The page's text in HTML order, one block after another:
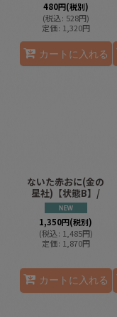
480円(税別)
(税込: 528円)
定価: 1,320円
カートに入れる
ないた赤おに(金の
星社)【状態B】/
1,350円(税別)
(税込: 1,485円)
定価: 1,870円
カートに入れる